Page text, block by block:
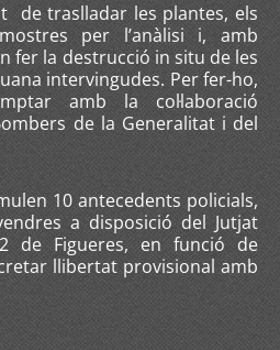
de traslladar les plantes, els
per l’anàlisi i, amb
fer la destrucció in situ de les
intervingudes. Per fer-ho,
amb la col·laboració
de la Generalitat i del
10 antecedents policials,
a disposició del Jutjat
de Figueres, en funció de
llibertat provisional amb